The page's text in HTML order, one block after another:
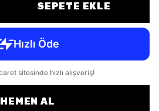
SEPETE EKLE
HEMEN AL